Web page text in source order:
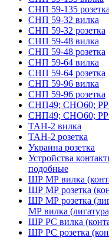
СНП 59-135 розетка
СНП 59-32 вилка
СНП 59-32 розетка
СНП 59-48 вилка
СНП 59-48 розетка
СНП 59-64 вилка
СНП 59-64 розетка
СНП 59-96 вилка
СНП 59-96 розетка
СНП49; СНО60; РР
СНП49; СНО60; РР
ТАН-2 вилка
ТАН-2 розетка
Украина розетка
Устройства
подобные
ШР МР вилка
ШР МР розетка
ШР МР розетка
МР вилка
ШР РС вилка
ШР РС розетка